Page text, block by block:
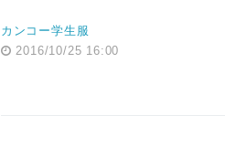
カンコー学生服
2016/10/25 16:00